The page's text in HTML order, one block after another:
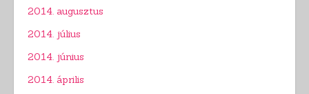
2014. augusztus
2014. július
2014. június
2014. április